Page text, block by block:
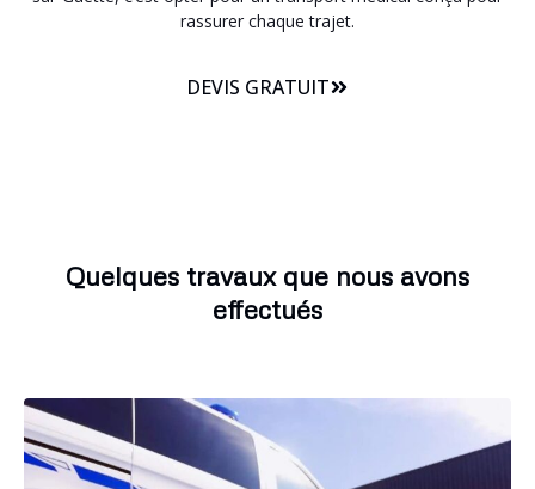
rassurer chaque trajet.
DEVIS GRATUIT
Quelques travaux que nous avons
effectués